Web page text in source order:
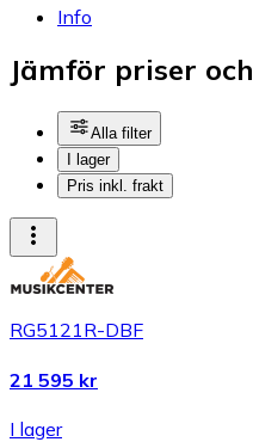
Info
Jämför priser
Alla filter
I lager
Pris inkl. frakt
RG5121R-DBF
21 595 kr
I lager